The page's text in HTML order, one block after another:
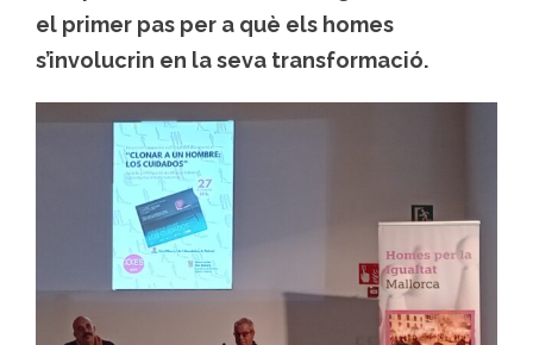
el primer pas per a què els homes
s’involucrin en la seva transformació.